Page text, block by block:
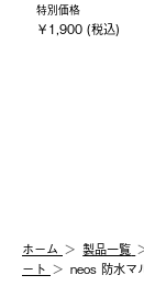
特別価格
￥1,900 (税込)
ホーム 製品⼀覧
ート
neos 防水マ